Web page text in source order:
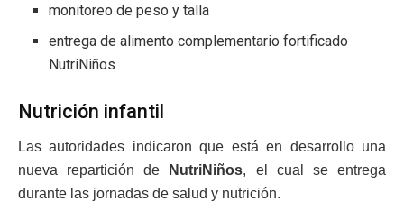
monitoreo de peso y talla
entrega de alimento complementario fortificado
NutriNiños
Nutrición infantil
Las autoridades indicaron que está en desarrollo una
nueva repartición de
NutriNiños, el cual se entrega
durante las jornadas de salud y nutrición.